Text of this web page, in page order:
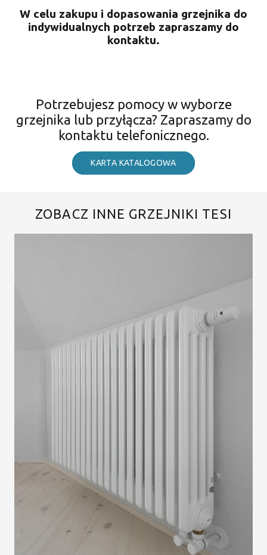
W celu zakupu i dopasowania grzejnika do
indywidualnych potrzeb zapraszamy do
kontaktu.
Potrzebujesz pomocy w wyborze
grzejnika lub przyłącza? Zapraszamy do
kontaktu telefonicznego.
KARTA KATALOGOWA
ZOBACZ INNE GRZEJNIKI TESI